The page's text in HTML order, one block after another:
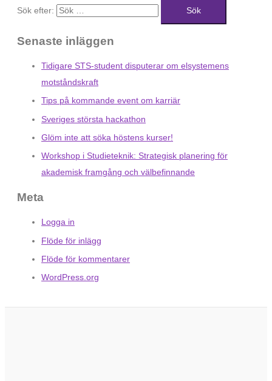
Sök efter:
Senaste inläggen
Tidigare STS-student disputerar om elsystemens
motståndskraft
Tips på kommande event om karriär
Sveriges största hackathon
Glöm inte att söka höstens kurser!
Workshop i Studieteknik: Strategisk planering för
akademisk framgång och välbefinnande
Meta
Logga in
Flöde för inlägg
Flöde för kommentarer
WordPress.org